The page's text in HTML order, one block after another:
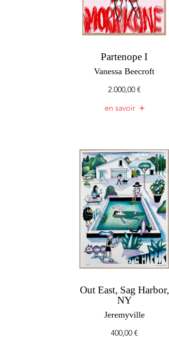
Partenope I
Vanessa Beecroft
2.000,00€
en savoir
Out East, Sag Harbor,
NY
Jeremyville
400,00€